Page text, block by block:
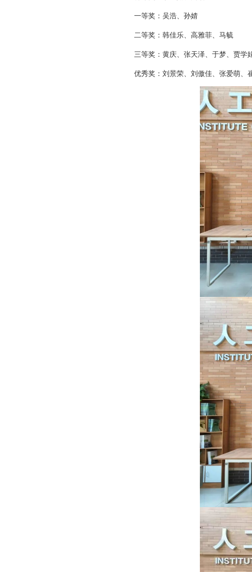
一等奖：吴浩、孙婧
二等奖：韩佳乐、高雅菲、马毓
三等奖：黄庆、张天泽、于梦、贾学
优秀奖：刘景荣、刘傲佳、张爱萌、